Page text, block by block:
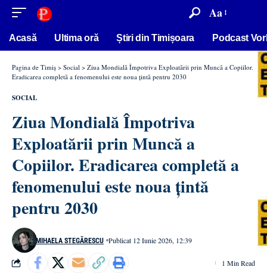
conținut Aa
Acasă Ultima oră Știri din Timișoara Podcast
Pagina de Timiș > Social > Ziua Mondială Împotriva Exploatării prin Muncă a Copiilor.
Eradicarea completă a fenomenului este noua țintă pentru 2030
SOCIAL
Ziua Mondială Împotriva
Exploatării prin Muncă a
Copiilor. Eradicarea completă a
fenomenului este noua țintă
pentru 2030
MIHAELA STEGĂRESCU Publicat 12 Iunie 2026, 12:39
1 Min Read